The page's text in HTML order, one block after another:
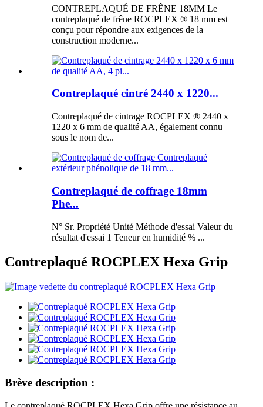
CONTREPLAQUÉ DE FRÊNE 18MM Le
contreplaqué de frêne ROCPLEX ® 18 mm est
conçu pour répondre aux exigences de la
construction moderne...
Contreplaqué cintré 2440 x 1220...
Contreplaqué de cintrage ROCPLEX ® 2440 x
1220 x 6 mm de qualité AA, également connu
sous le nom de...
Contreplaqué de coffrage 18mm
Phe...
N° Sr. Propriété Unité Méthode d'essai Valeur du
résultat d'essai 1 Teneur en humidité % ...
Contreplaqué ROCPLEX Hexa Grip
Brève description :